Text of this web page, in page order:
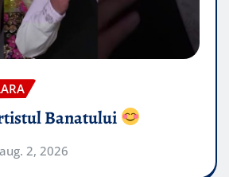
Banatului
aug. 2, 2026